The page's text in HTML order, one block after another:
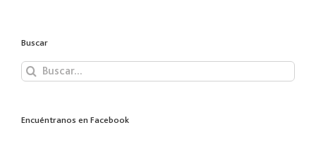
Buscar
Buscar:
Encuéntranos en Facebook